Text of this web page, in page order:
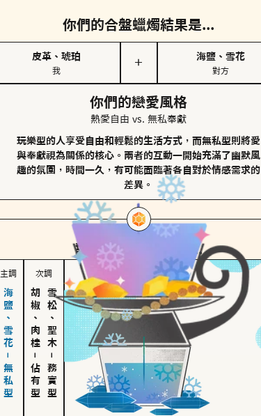
你們的合盤蠟燭結果是...
皮革、琥珀
我
＋
海鹽、雪花
對方
你們的戀愛風格
熱愛自由 vs. 無私奉獻
玩樂型的人享受自由和輕鬆的生活方式，而無私型則將愛
與奉獻視為關係的核心。兩者的互動一開始充滿了幽默風
趣的氛圍，時間一久，有可能面臨著各自對於情感需求的
差異。
對方的主調蠟燭是...
主調
海鹽、雪花－無私型
次調
胡椒、肉桂
－
佔有型
雪松、聖木
－
務實型